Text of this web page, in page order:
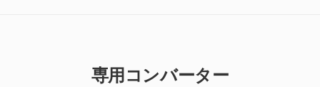
専用コンバーター